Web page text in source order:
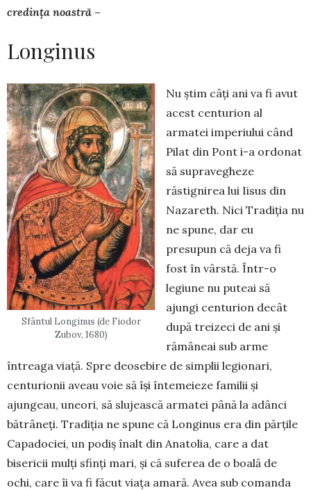
credința noastră –
Longinus
Sfântul Longinus (de Fiodor
Zubov, 1680)
Nu știm câți ani va fi avut
acest centurion al
armatei imperiului când
Pilat din Pont i-a ordonat
să supravegheze
răstignirea lui Iisus din
Nazareth. Nici Tradiția nu
ne spune, dar eu
presupun că deja va fi
fost în vârstă. Într-o
legiune nu puteai să
ajungi centurion decât
după treizeci de ani și
rămâneai sub arme
întreaga viață. Spre deose­bire de simplii legionari,
centu­rionii aveau voie să își înteme­ieze familii și
ajungeau, uneori, să slujească armatei până la adânci
bătrâneți. Tradiția ne spu­ne că Longinus era din părțile
Capadociei, un podiș înalt din Anatolia, care a dat
bisericii mulți sfinți mari, și că suferea de o boală de
ochi, care îi va fi făcut viața amară. Avea sub comanda